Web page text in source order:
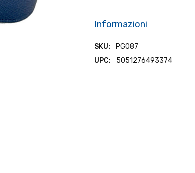
Informazioni
SKU:
PG087
UPC:
5051276493374